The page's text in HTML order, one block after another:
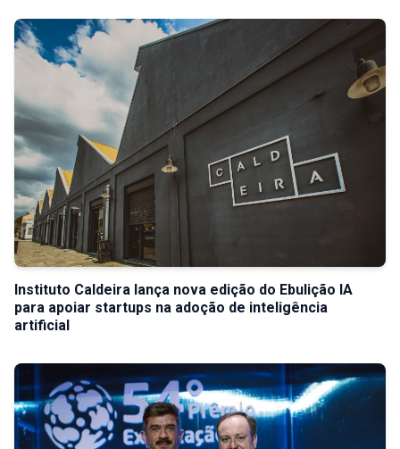
Instituto Caldeira lança nova edição do Ebulição IA
para apoiar startups na adoção de inteligência
artificial